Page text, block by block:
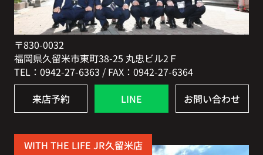
〒830-0032
福岡県久留米市東町38-25 丸忠ビル2Ｆ
TEL：0942-27-6363 / FAX：0942-27-6364
来店予約 LINE お問い合わせ
WITH THE LIFE JR久留米店